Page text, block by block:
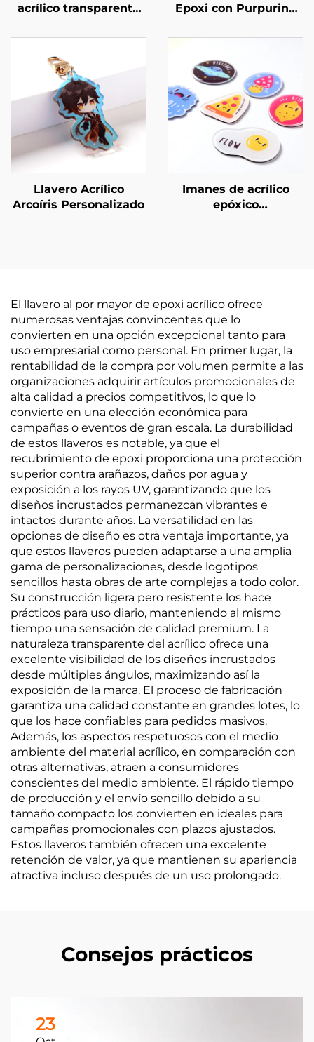
acrílico transparente
Epoxi con Purpurina
Llavero Acrílico
Arcoíris Personalizado
Imanes de acrílico
epóxico
El llavero al por mayor de epoxi acrílico ofrece
numerosas ventajas convincentes que lo
convierten en una opción excepcional tanto para
uso empresarial como personal. En primer lugar, la
rentabilidad de la compra por volumen permite a las
organizaciones adquirir artículos promocionales de
alta calidad a precios competitivos, lo que lo
convierte en una elección económica para
campañas o eventos de gran escala. La durabilidad
de estos llaveros es notable, ya que el
recubrimiento de epoxi proporciona una protección
superior contra arañazos, daños por agua y
exposición a los rayos UV, garantizando que los
diseños incrustados permanezcan vibrantes e
intactos durante años. La versatilidad en las
opciones de diseño es otra ventaja importante, ya
que estos llaveros pueden adaptarse a una amplia
gama de personalizaciones, desde logotipos
sencillos hasta obras de arte complejas a todo color.
Su construcción ligera pero resistente los hace
prácticos para uso diario, manteniendo al mismo
tiempo una sensación de calidad premium. La
naturaleza transparente del acrílico ofrece una
excelente visibilidad de los diseños incrustados
desde múltiples ángulos, maximizando así la
exposición de la marca. El proceso de fabricación
garantiza una calidad constante en grandes lotes, lo
que los hace confiables para pedidos masivos.
Además, los aspectos respetuosos con el medio
ambiente del material acrílico, en comparación con
otras alternativas, atraen a consumidores
conscientes del medio ambiente. El rápido tiempo
de producción y el envío sencillo debido a su
tamaño compacto los convierten en ideales para
campañas promocionales con plazos ajustados.
Estos llaveros también ofrecen una excelente
retención de valor, ya que mantienen su apariencia
atractiva incluso después de un uso prolongado.
Consejos prácticos
23